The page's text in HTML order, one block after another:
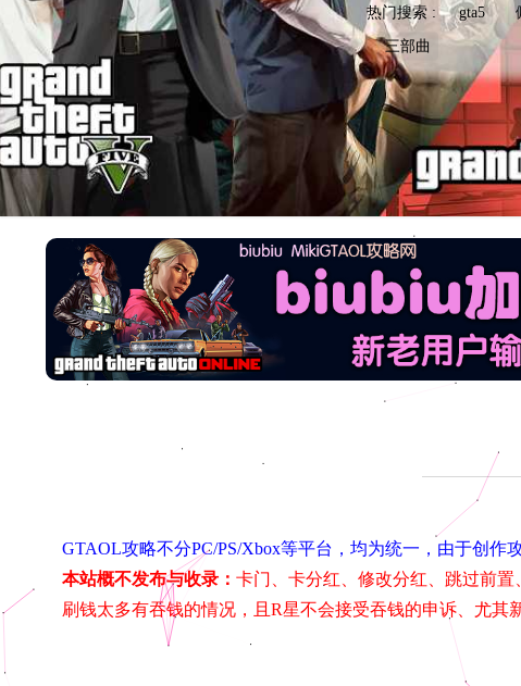
热门搜索 : gta5
三部曲
GTAOL攻略不分PC/PS/Xbox等平台，均为统一，由于创作
本站概不发布与收录： 卡门、卡分红、修改分红、跳过前
刷钱太多有吞钱的情况，且R星不会接受吞钱的申诉、尤其